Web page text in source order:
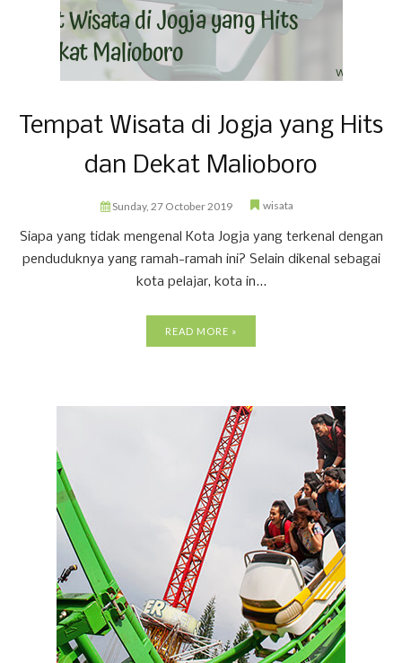
Tempat Wisata di Jogja yang Hits
dan Dekat Malioboro
Sunday, 27 October 2019 wisata
Siapa yang tidak mengenal Kota Jogja yang terkenal dengan
penduduknya yang ramah-ramah ini? Selain dikenal sebagai
kota pelajar, kota in...
READ MORE »